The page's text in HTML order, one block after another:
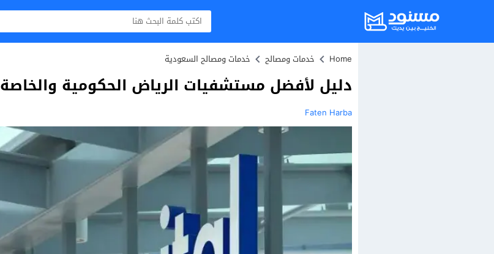
Home خدمات ومصالح خدمات ومصالح السعودية
دليل لأفضل مستشفيات الرياض الحكومية والخاصة 2025
Faten Harba